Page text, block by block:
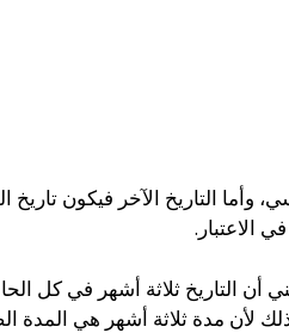
وأما التاريخ الآخر فيكون
الاعتبار.
أن التاريخ ثلاثة أشهر في كل
مدة ثلاثة أشهر هي المدة